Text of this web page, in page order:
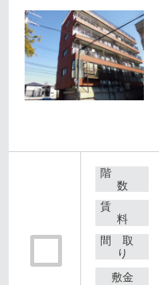
階
数
賃
料
間 取
り
敷金